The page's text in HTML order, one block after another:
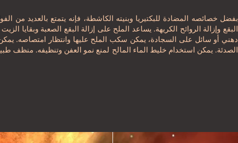
بفضل خصائصه المضادة للبكتيريا وبنيته الكاشطة، فإنه يتمتع بالعديد من
البقع وإزالة الروائح الكريهة. يساعد الملح على إزالة البقع الصعبة
دهني أو سائل على السجادة، يمكن سكب الملح عليها وانتظار امتصاصه.
الصدئة. يمكن استخدام خليط الماء المالح لمنع نمو العفن وتنظيفه. منظف